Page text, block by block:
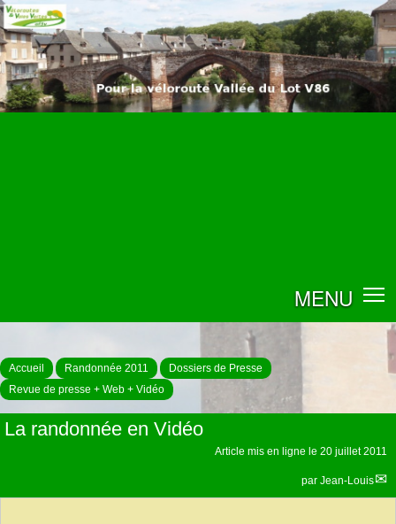
MENU
Accueil Randonnée 2011
Dossiers de Presse
Revue de presse + Web + Vidéo
La randonnée en Vidéo
Article mis en ligne le 20 juillet 2011
par Jean-Louis